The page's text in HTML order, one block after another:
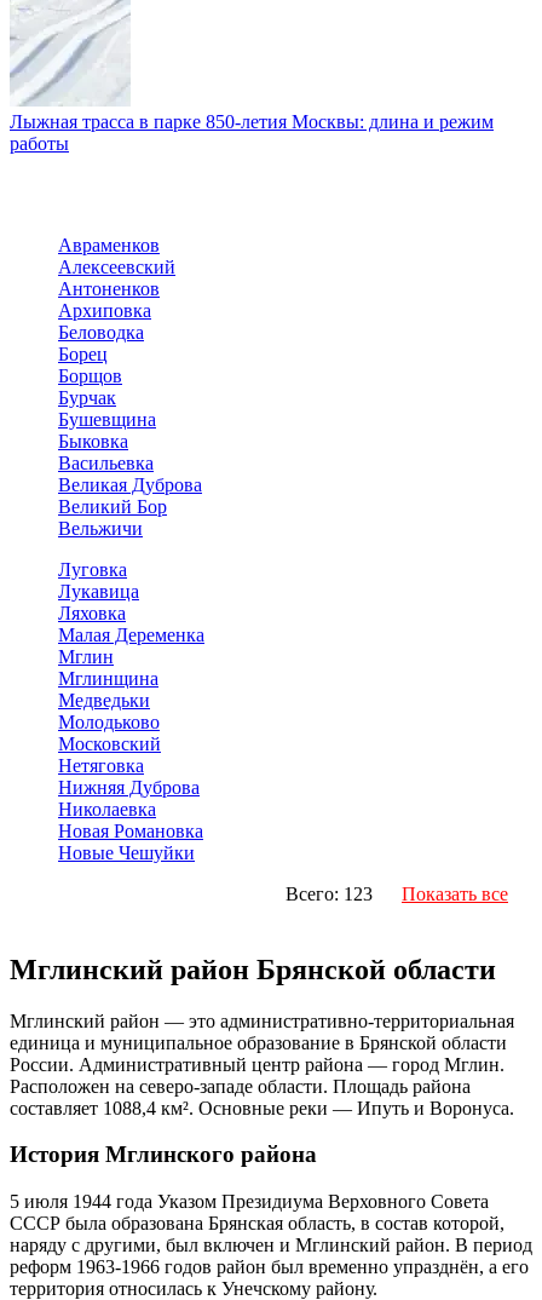
Лыжная трасса в парке 850-летия Москвы: длина и режим
работы
Авраменков
Алексеевский
Антоненков
Архиповка
Беловодка
Борец
Борщов
Бурчак
Бушевщина
Быковка
Васильевка
Великая Дуброва
Великий Бор
Вельжичи
Луговка
Лукавица
Ляховка
Малая Деременка
Мглин
Мглинщина
Медведьки
Молодьково
Московский
Нетяговка
Нижняя Дуброва
Николаевка
Новая Романовка
Новые Чешуйки
Всего: 123
Показать все
Мглинский район Брянской области
Мглинский район — это административно-территориальная
единица и муниципальное образование в Брянской области
России. Административный центр района — город Мглин.
Расположен на северо-западе области. Площадь района
составляет 1088,4 км². Основные реки — Ипуть и Воронуса.
История Мглинского района
5 июля 1944 года Указом Президиума Верховного Совета
СССР была образована Брянская область, в состав которой,
наряду с другими, был включен и Мглинский район. В период
реформ 1963-1966 годов район был временно упразднён, а его
территория относилась к Унечскому району.